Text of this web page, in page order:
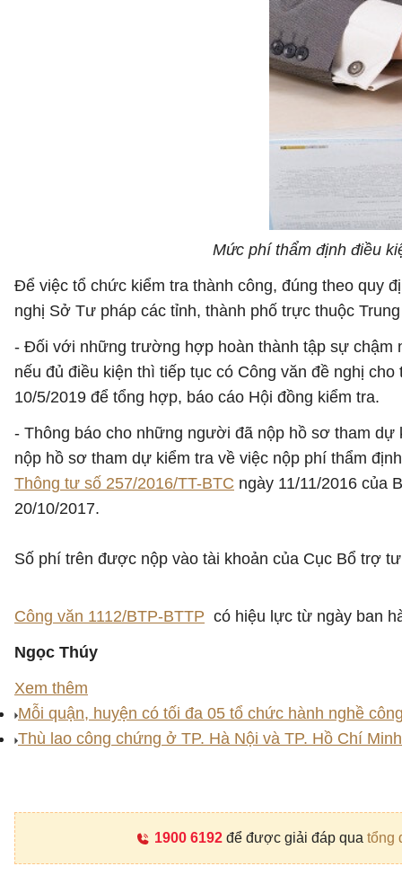
Mức phí thẩm định điều
Để việc tổ chức kiểm tra thành công, đúng theo quy
nghị Sở Tư pháp các tỉnh, thành phố trực thuộc
- Đối với những trường hợp hoàn thành tập sự chậm
nếu đủ điều kiện thì tiếp tục có Công văn đề nghị
10/5/2019 để tổng hợp, báo cáo Hội đồng kiểm tra.
- Thông báo cho những người đã nộp hồ sơ tham
nộp hồ sơ tham dự kiểm tra về việc nộp phí thẩm
Thông tư số 257/2016/TT-BTC ngày 11/11/2016 của
20/10/2017.
Số phí trên được nộp vào tài khoản của Cục Bổ trợ
Công văn 1112/BTP-BTTP có hiệu lực từ ngày ban
Ngọc Thúy
Xem thêm
Mỗi quận, huyện có tối đa 05 tổ chức hành nghề
Thù lao công chứng ở TP. Hà Nội và TP. Hồ Chí Minh
1900 6192để được giải đáp qua tổng